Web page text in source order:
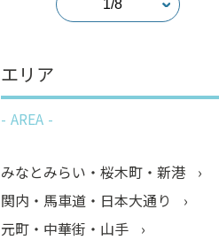
エリア
AREA
みなとみらい・桜木町・新港
関内・馬車道・日本大通り
元町・中華街・山手